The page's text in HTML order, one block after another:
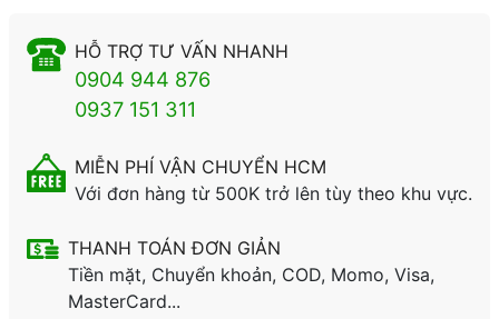
HỖ TRỢ TƯ VẤN NHANH
0904 944 876
0937 151 311
MIỄN PHÍ VẬN CHUYỂN HCM
Với đơn hàng từ 500K trở lên tùy theo khu vực.
THANH TOÁN ĐƠN GIẢN
Tiền mặt, Chuyển khoản, COD, Momo, Visa,
MasterCard...